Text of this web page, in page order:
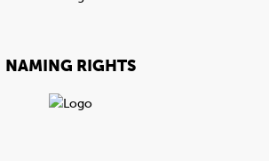
NAMING RIGHTS